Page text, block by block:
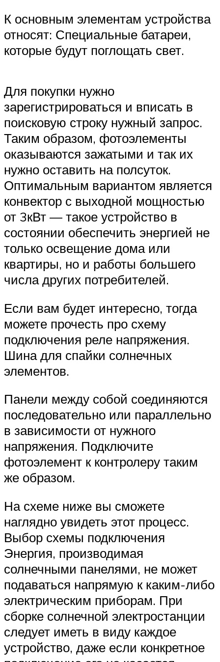
К основным элементам устройства
относят: Специальные батареи,
которые будут поглощать свет.
Для покупки нужно
зарегистрироваться и вписать в
поисковую строку нужный запрос.
Таким образом, фотоэлементы
оказываются зажатыми и так их
нужно оставить на полсуток.
Оптимальным вариантом является
конвектор с выходной мощностью
от 3кВт — такое устройство в
состоянии обеспечить энергией не
только освещение дома или
квартиры, но и работы большего
числа других потребителей.
Если вам будет интересно, тогда
можете прочесть про схему
подключения реле напряжения.
Шина для спайки солнечных
элементов.
Панели между собой соединяются
последовательно или параллельно
в зависимости от нужного
напряжения. Подключите
фотоэлемент к контролеру таким
же образом.
На схеме ниже вы сможете
наглядно увидеть этот процесс.
Выбор схемы подключения
Энергия, производимая
солнечными панелями, не может
подаваться напрямую к каким-либо
электрическим приборам. При
сборке солнечной электростанции
следует иметь в виду каждое
устройство, даже если конкретное